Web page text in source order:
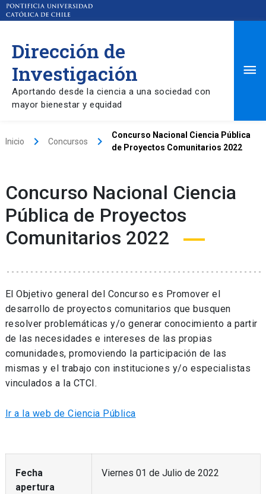
Dirección de
Investigación
Aportando desde la ciencia a una sociedad con
mayor bienestar y equidad
Inicio keyboard_arrow_right Concursos keyboard_arrow_right
Concurso Nacional Ciencia Pública
de Proyectos Comunitarios 2022
Concurso Nacional Ciencia
Pública de Proyectos
Comunitarios 2022
El Objetivo general del Concurso es Promover el
desarrollo de proyectos comunitarios que busquen
resolver problemáticas y/o generar conocimiento a partir
de las necesidades e intereses de las propias
comunidades, promoviendo la participación de las
mismas y el trabajo con instituciones y/o especialistas
vinculados a la CTCI.
Ir a la web de Ciencia Pública
Fecha
apertura
Viernes 01 de Julio de 2022